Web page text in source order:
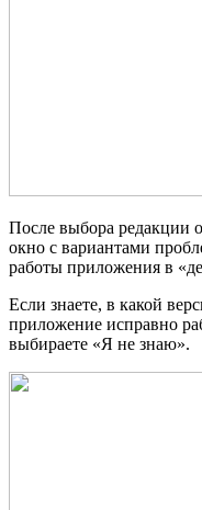
После выбора редакции
окно с вариантами
работы приложения в
Если знаете, в какой
приложение исправно
выбираете «Я не знаю».